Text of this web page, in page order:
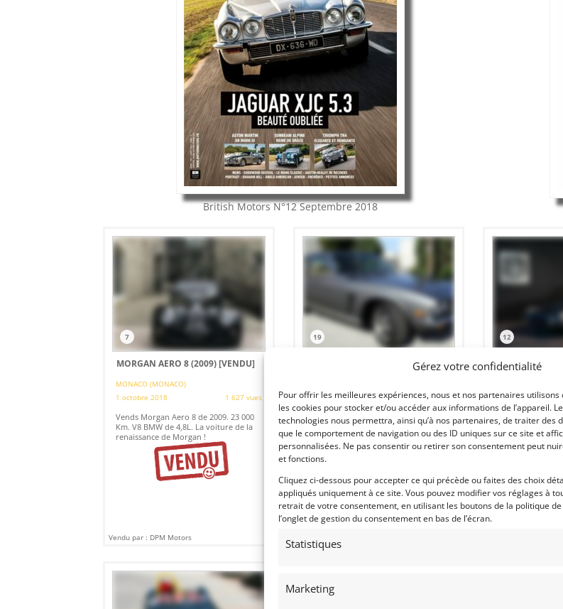
Gérez votre confidentialité
Pour offrir les meilleures expériences, nous et nos partenaires utilisons
les cookies pour stocker et/ou accéder aux informations de l’appareil.
technologies nous permettra, ainsi qu’à nos partenaires, de traiter des
que le comportement de navigation ou des ID uniques sur ce site et
personnalisées. Ne pas consentir ou retirer son consentement peut
et fonctions.
Cliquez ci-dessous pour accepter ce qui précède ou faites des choix
appliqués uniquement à ce site. Vous pouvez modifier vos réglages à
retrait de votre consentement, en utilisant les boutons de la politique
l’onglet de gestion du consentement en bas de l’écran.
Statistiques
Marketing
British MotorsN°12Septembre 2018
7
MORGAN AERO 8 (2009)[VENDU]
MONACO (MONACO)
1 octobre 2018
1 627 vues
Vends Morgan Aero 8 de 2009. 23 000
Km. V8 BMW de 4,8L. La voiture de la
renaissance de Morgan !
Vendu par : DPM Motors
19
JENSEN INTERCEPTOR III (1972)
CHESTER (ETATS-UNIS (USA))
1 octobre 2018
4 031 vues
Vends Jensen Interceptor III. 1972,
Matching Numbers. Restauration
intégrale par spécialiste de la marque.
Conduite à gauche !
12
JAGUAR TYPE-E
(69) RHôNE
5 septembre 2018
Vends JAGUAR
1966. Une
dans sa version